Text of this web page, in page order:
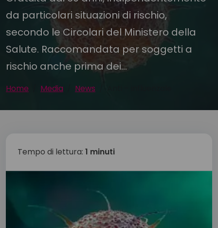
da particolari situazioni di rischio,
secondo le Circolari del Ministero della
Salute. Raccomandata per soggetti a
rischio anche prima dei...
Home Media News
Tempo di lettura: 1 minuti